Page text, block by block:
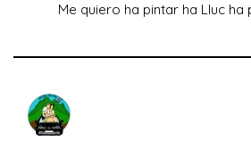
Me quiero ha pintar ha Lluc ha